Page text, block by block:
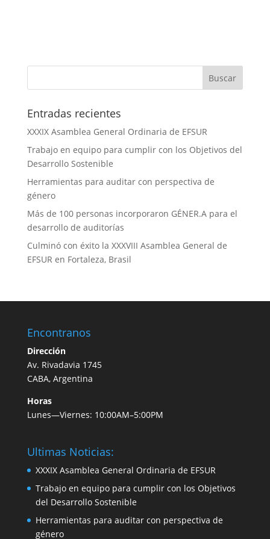
Entradas recientes
XXXIX Asamblea General Ordinaria de EFSUR
Trabajo en equipo para cumplir con los Objetivos del
Desarrollo Sostenible
Herramientas para auditar con perspectiva de
género
Más de 100 personas incorporaron GÉNER.A para el
desarrollo de auditorías
Culminó con éxito la XXXVIII Asamblea General de
EFSUR en Fortaleza, Brasil
Encontranos
Dirección
Av. Rivadavia 1745
CABA, Argentina
Horas
Lunes—Viernes: 10:00AM–5:00PM
Ultimas Noticias:
XXXIX Asamblea General Ordinaria de EFSUR
Trabajo en equipo para cumplir con los Objetivos
del Desarrollo Sostenible
Herramientas para auditar con perspectiva de
género